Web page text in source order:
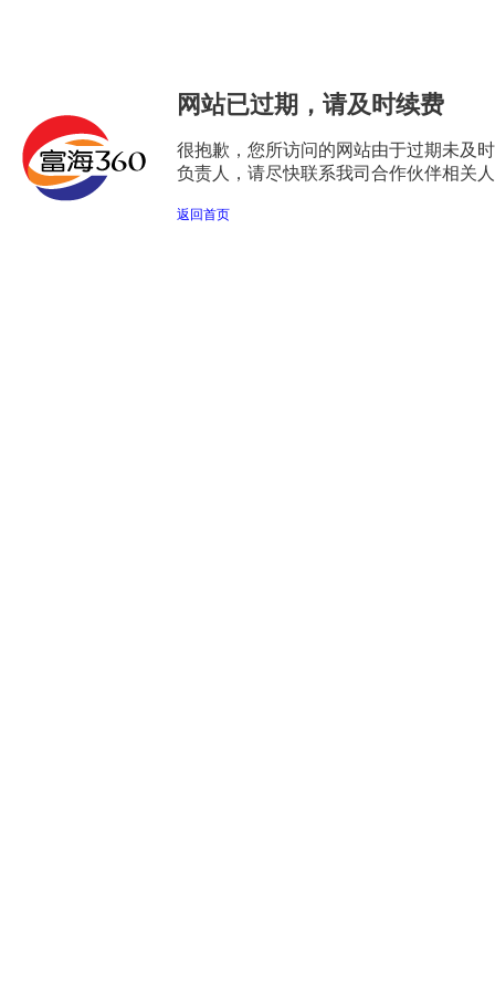
网站已过期，请及时续费
很抱歉，您所访问的网站由于过期未及
负责人，请尽快联系我司合作伙伴相关
返回首页